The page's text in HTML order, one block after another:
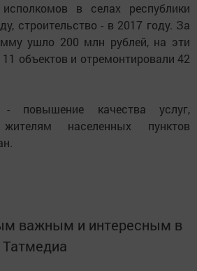
в селах республики
строительство - в 2017 году. За
ушло 200 млн рублей, на эти
объектов и отремонтировали 42
повышение качества услуг,
жителям населенных пунктов
важным и интересным в
Татмедиа